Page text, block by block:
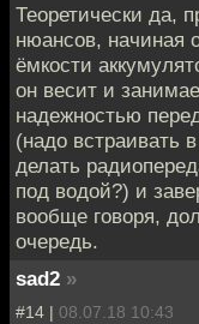
Теоретически да,
нюансов, начиная
ёмкости
он весит и
надежностью
(надо встраивать
делать
под водой?) и
вообще говоря,
очередь.
sad2 »
#14 | 08.07.18 10:43